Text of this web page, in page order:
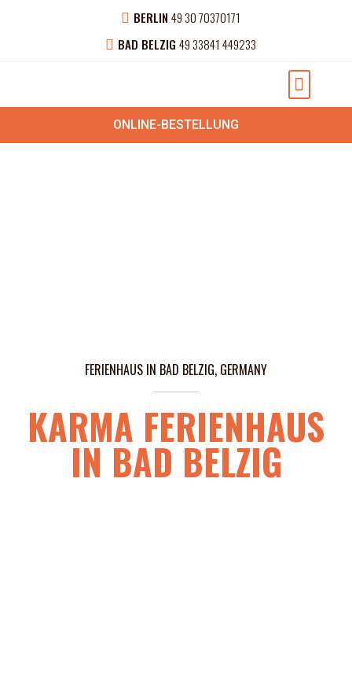
BERLIN 49 30 70370171
BAD BELZIG 49 33841 449233
ONLINE-BESTELLUNG
FERIENHAUS IN BAD BELZIG, GERMANY
KARMA FERIENHAUS
IN BAD BELZIG